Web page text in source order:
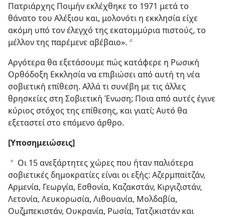
Πατριάρχης Ποιμήν εκλέχθηκε το 1971 μετά το
θάνατο του Αλέξιου και, μολονότι η εκκλησία είχε
ακόμη υπό τον έλεγχό της εκατομμύρια πιστούς, το
μέλλον της παρέμενε αβέβαιο». b
Αργότερα θα εξετάσουμε πώς κατάφερε η Ρωσική
Ορθόδοξη Εκκλησία να επιβιώσει από αυτή τη νέα
σοβιετική επίθεση. Αλλά τι συνέβη με τις άλλες
θρησκείες στη Σοβιετική Ένωση; Ποια από αυτές έγινε
κύριος στόχος της επίθεσης, και γιατί; Αυτό θα
εξεταστεί στο επόμενο άρθρο.
[Υποσημειώσεις]
a Οι 15 ανεξάρτητες χώρες που ήταν παλιότερα
σοβιετικές δημοκρατίες είναι οι εξής: Αζερμπαϊτζάν,
Αρμενία, Γεωργία, Εσθονία, Καζακστάν, Κιργιζιστάν,
Λετονία, Λευκορωσία, Λιθουανία, Μολδαβία,
Ουζμπεκιστάν, Ουκρανία, Ρωσία, Τατζικιστάν και